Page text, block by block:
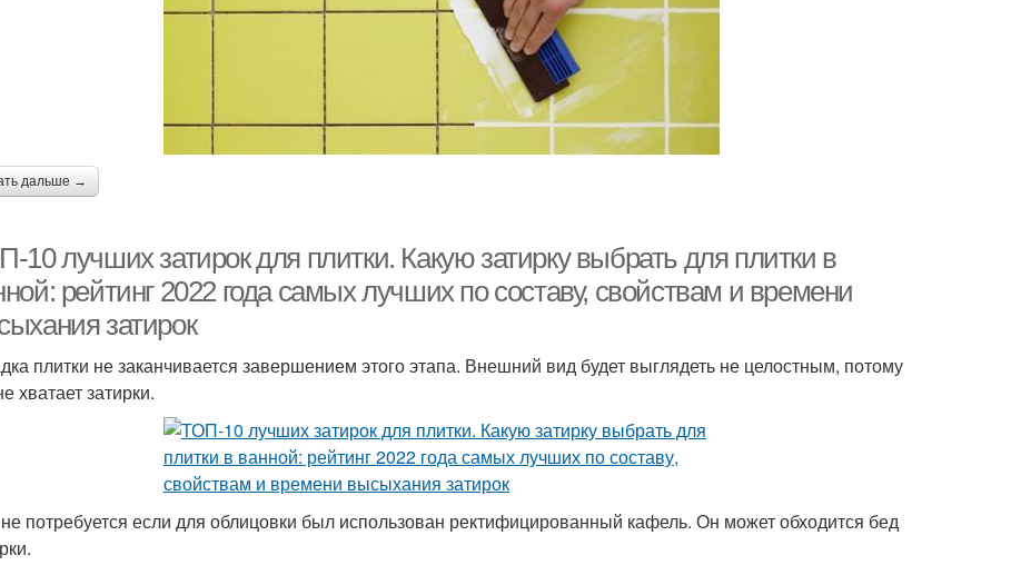
дальше →
10 лучших затирок для плитки. Какую затирку выбрать для плитки в
рейтинг 2022 года самых лучших по составу, свойствам и времени
затирок
плитки не заканчивается завершением этого этапа. Внешний вид будет выглядеть не целостным, потому
хватает затирки.
потребуется если для облицовки был использован ректифицированный кафель. Он может обходится бед